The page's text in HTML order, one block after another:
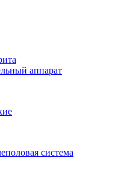
аппарат
система